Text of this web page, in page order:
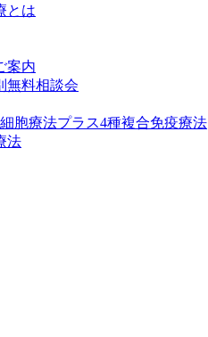
とは
案内
無料相談会
胞療法プラス4種複合免疫療法
法